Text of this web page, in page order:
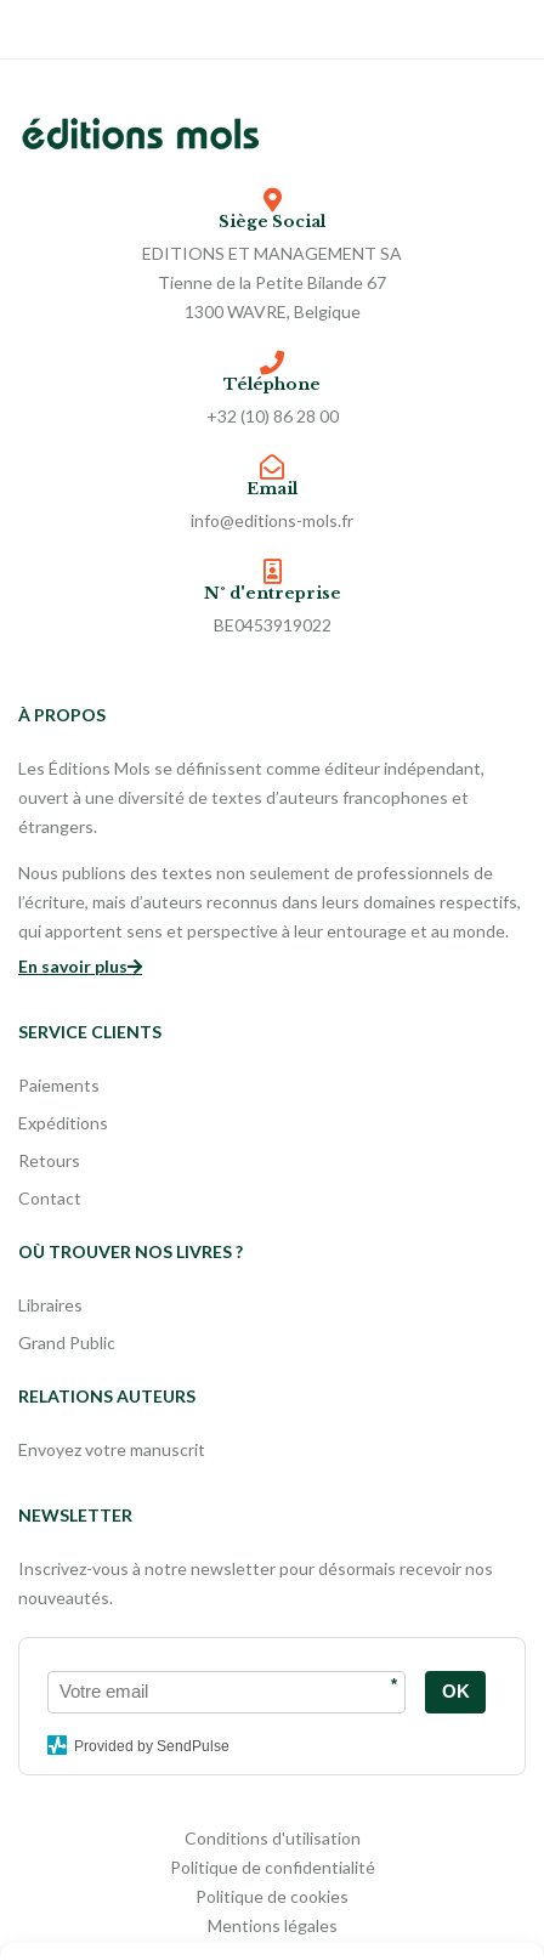
Siège Social
EDITIONS ET MANAGEMENT SA
Tienne de la Petite Bilande 67
1300 WAVRE, Belgique
Téléphone
+32 (10) 86 28 00
Email
info@editions-mols.fr
N° d'entreprise
BE0453919022
À PROPOS
Les Éditions Mols se définissent comme éditeur indépendant,
ouvert à une diversité de textes d’auteurs francophones et
étrangers.
Nous publions des textes non seulement de professionnels de
l’écriture, mais d’auteurs reconnus dans leurs domaines respectifs,
qui apportent sens et perspective à leur entourage et au monde.
En savoir plus
SERVICE CLIENTS
Paiements
Expéditions
Retours
Contact
OÙ TROUVER NOS LIVRES ?
Libraires
Grand Public
RELATIONS AUTEURS
Envoyez votre manuscrit
NEWSLETTER
Inscrivez-vous à notre newsletter pour désormais recevoir nos
nouveautés.
* OK
Provided by SendPulse
Conditions d'utilisation
Politique de confidentialité
Politique de cookies
Mentions légales